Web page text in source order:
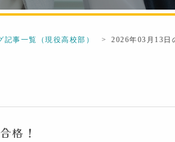
記事一覧（現役高校部） 2026年03月13日
格！